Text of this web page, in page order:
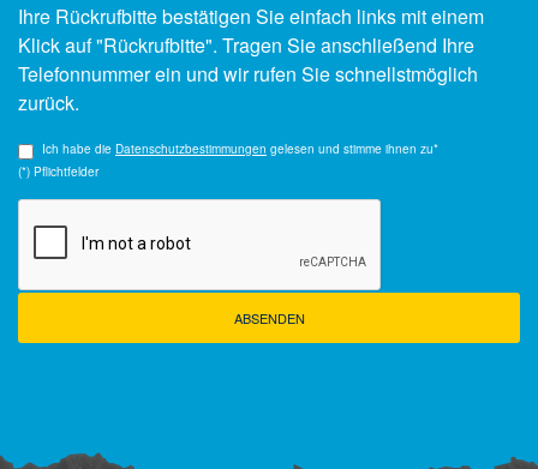
Ihre Rückrufbitte bestätigen Sie einfach links mit einem
Klick auf "Rückrufbitte". Tragen Sie anschließend Ihre
Telefonnummer ein und wir rufen Sie schnellstmöglich
zurück.
Ich habe die Datenschutzbestimmungen gelesen und stimme ihnen zu*
(*) Pflichtfelder
ABSENDEN